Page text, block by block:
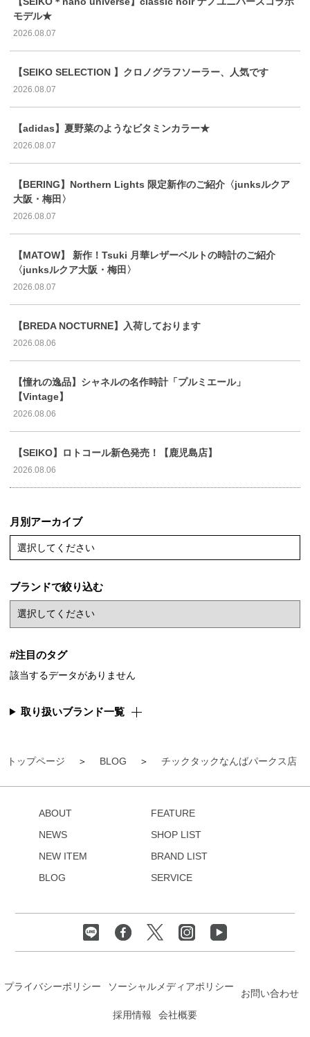
トップページ BLOG チックタックなんばパークス店
モデル★
2026.08.07
【SEIKO SELECTION 】クロノグラフソーラー、人気です
2026.08.07
【adidas】夏野菜のようなビタミンカラー★
2026.08.07
【BERING】Northern Lights 限定新作のご紹介〈junksルクア
大阪・梅田〉
2026.08.07
【MATOW】 新作！Tsuki 月華レザーベルトの時計のご紹介
〈junksルクア大阪・梅田〉
2026.08.07
【BREDA NOCTURNE】入荷しております
2026.08.06
【憧れの逸品】シャネルの名作時計「プルミエール」
【Vintage】
2026.08.06
【SEIKO】ロトコール新色発売！【鹿児島店】
2026.08.06
月別アーカイブ
選択してください
ブランドで絞り込む
#注目のタグ
該当するデータがありません
取り扱いブランド一覧
ABOUT
NEWS
NEW ITEM
BLOG
FEATURE
SHOP LIST
BRAND LIST
SERVICE
プライバシーポリシー ソーシャルメディアポリシー
お問い合わせ
採用情報
会社概要